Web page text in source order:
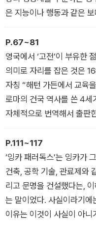
이 아니라 과정이라는 사실
명’은 식민지를 건설한 국
대국들은 세계의 나머지 지
치지 않고, 자신들이 만든
했다. (…) 나는 단순히 이런
는 데서 그치기보다는 애초
사실이라고 제풀에 속아 넘
별생각 없이 사용하는 말
어 속에 함축되어 있는 주
‘들어가는 말’
은 지능이나 행동과 같은
하게 연관이 되었다. 19세
제임스 카울스 프리처드는
지능은 그보다 어두운 피부
화 과정의 직접적인 결과라
변화할 수 있는가에 관해
다. 그는 아프리카 흑인들
수는 없다고 말하며 프랑스
을 정당화했다. 인류학자
는 1866년, ‘인종의 적
세계 사람들을 세 집단으로
된 집단, 문명화된 집단이
사람들은 “과거도 미래도
리가 없이, 마치 “살아 있
있다고 설명했다. (…) 과학
P.67~81
영국에서 ‘고전’이 부유한
의미로 자리를 잡은 것은
자칭 “해턴 가든에서 교육
로마의 건국 역사를 쓴 4세
자체적으로 번역해서 출판
년 런던 대화재의 잿더미
불사조처럼 부상하고 있던
럼, ‘아는 것이 곧 힘’이라
해턴 가든의 선생님이었던
영국인들이 교육에 조금
재능이 스스로 눈을 뜰 것”
를 확장하는 문제가 아니었
P.111~117
‘잉카 패러독스’는 잉카가
건축, 공학 기술, 관료제와
리고 문명을 건설했다는,
는 말이었다. 사실이라기
이유는 이것이 사실이 아니